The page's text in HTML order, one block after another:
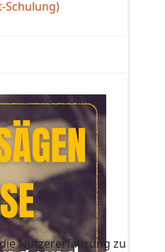
Schulung)
Nutzererfahrung zu